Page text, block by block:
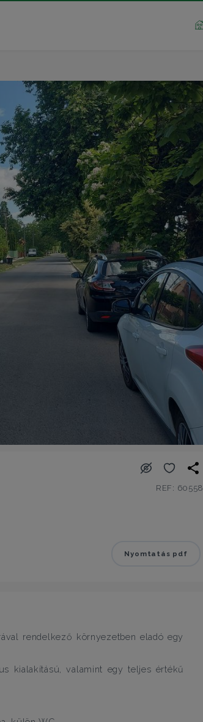
REF: 60558
Nyomtatás pdf
rendelkező környezetben eladó egy
kialakítású, valamint egy teljes értékű